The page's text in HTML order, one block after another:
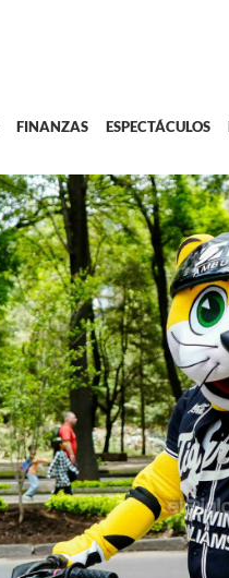
FINANZAS ESPECTÁCULOS